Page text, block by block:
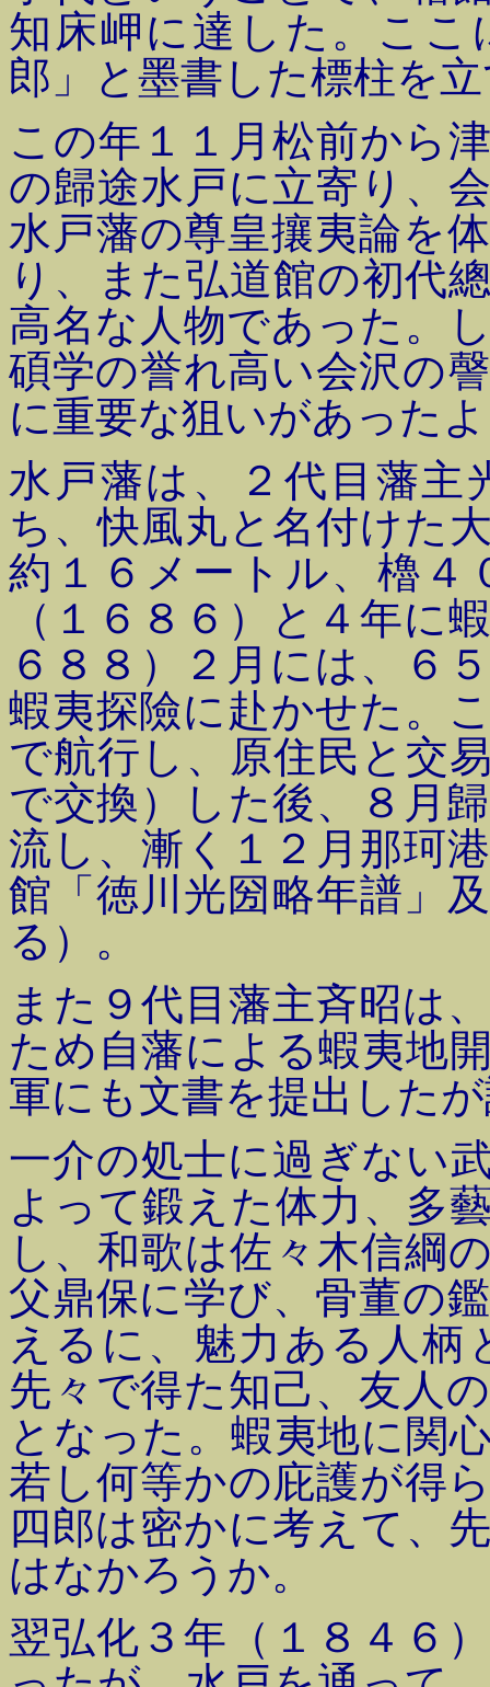
知床岬に達した。ここ
郎」と墨書した標柱を
この年１１月松前から
の歸途水戸に立寄り、
水戸藩の尊皇攘夷論を
り、また弘道館の初代
高名な人物であった。
碩学の誉れ高い会沢の
に重要な狙いがあった
水戸藩は、２代目藩主
ち、快風丸と名付けた
約１６メートル、櫓４
（１６８６）と４年に
６８８）２月には、６
蝦夷探險に赴かせた。
で航行し、原住民と交
で交換）した後、８月
流し、漸く１２月那珂
館「徳川光圀略年譜」
る）。
また９代目藩主斉昭は
ため自藩による蝦夷地
軍にも文書を提出した
一介の処士に過ぎない
よって鍛えた体力、多
し、和歌は佐々木信綱
父鼎保に学び、骨董の
えるに、魅力ある人
先々で得た知己、友人
となった。蝦夷地に関
若し何等かの庇護が得
四郎は密かに考えて、
はなかろうか。
翌弘化３年（１８４６